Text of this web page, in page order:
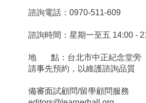
諮詢電話：0970-511-609
諮詢時間：星期一至五 14:00 -
地 點：台北市中正紀念堂旁
請事先預約，以維護諮詢品質
備審面試顧問/留學顧問服務